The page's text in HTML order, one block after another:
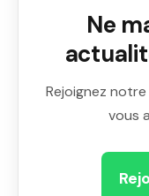
Ne
Rejoignez
vous